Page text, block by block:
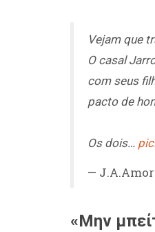
Vejam que
O casal
com seus
pacto de
Os dois…
—
«Μην